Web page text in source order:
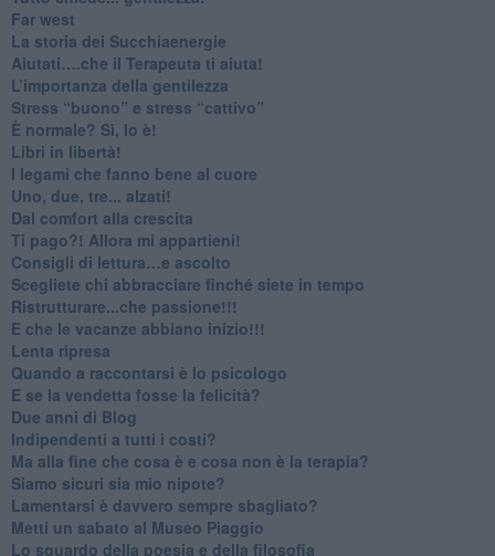
​Far west
​La storia dei Succhiaenergie
​Aiutati….che il Terapeuta ti aiuta!
​L’importanza della gentilezza
​Stress “buono” e stress “cattivo”
​È normale? Sì, lo è!
​Libri in libertà!
​I legami che fanno bene al cuore
Uno, due, tre... alzati!​
​Dal comfort alla crescita
​Ti pago?! Allora mi appartieni!​
​Consigli di lettura…e ascolto
​Scegliete chi abbracciare finché siete in tempo
​Ristrutturare...che passione!!!
​E che le vacanze abbiano inizio!!!
​Lenta ripresa
​Quando a raccontarsi è lo psicologo
​E se la vendetta fosse la felicità?
​Due anni di Blog
​Indipendenti a tutti i costi?
​Ma alla fine che cosa è e cosa non è la terapia?
​Siamo sicuri sia mio nipote?
​Lamentarsi è davvero sempre sbagliato?
​Metti un sabato al Museo Piaggio
​Lo sguardo della poesia e della filosofia